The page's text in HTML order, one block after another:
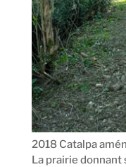
2018 Catalpa
La prairie donnant